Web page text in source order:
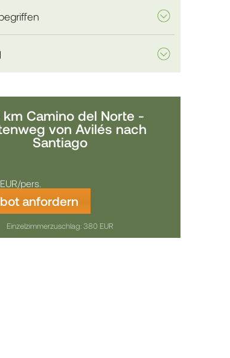
Camino del Norte -
von Avilés nach
Santiago
EUR/pers.
anfordern
Einzelzimmerzuschlag: 380 EUR